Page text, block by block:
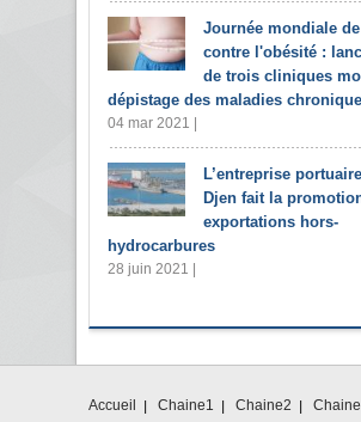
Journée mondiale
contre l'obésité :
de trois cliniques
dépistage des maladies
04 mar 2021 |
L’entreprise
Djen fait la
exportations hors-
hydrocarbures
28 juin 2021 |
Accueil Chaine1 Chaine2